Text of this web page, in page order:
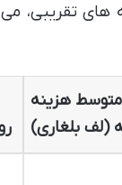
های تقریبی،
متوسط هزینه
(لف بلغاری)